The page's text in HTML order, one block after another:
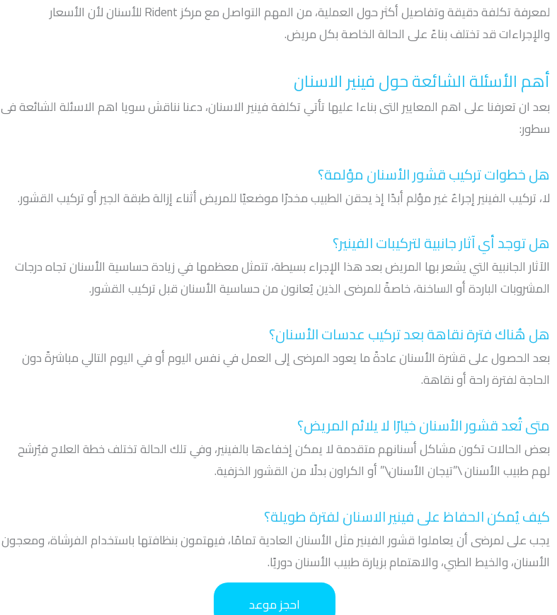
لمعرفة تكلفة دقيقة وتفاصيل أكثر حول العملية، من المهم التواصل مع مركز Rident للأسنان لأن الأسعار
والإجراءات قد تختلف بناءً على الحالة الخاصة بكل مريض.
أهم الأسئلة الشائعة حول فينير الاسنان
بعد ان تعرفنا على اهم المعايير التى بناءا عليها تأتي تكلفة فينير الاسنان، دعنا نناقش سويا اهم الاسئلة الشائعة فى
سطور:
هل خطوات تركيب قشور الأسنان مؤلمة؟
لا، تركيب الفينير إجراءٌ غير مؤلم أبدًا إذ يحقن الطبيب مخدرًا موضعيًا للمريض أثناء إزالة طبقة الجير أو تركيب القشور.
هل توجد أي آثار جانبية لتركيبات الفينير؟
الآثار الجانبية التي يشعر بها المريض بعد هذا الإجراء بسيطة، تتمثل معظمها في زيادة حساسية الأسنان تجاه درجات
المشروبات الباردة أو الساخنة، خاصةً للمرضى الذين يُعانون من حساسية الأسنان قبل تركيب القشور.
هل هُناك فترة نقاهة بعد تركيب عدسات الأسنان؟
بعد الحصول على قشرة الأسنان عادةً ما يعود المرضى إلى العمل في نفس اليوم أو في اليوم التالي مباشرةً دون
الحاجة لفترة راحة أو نقاهة.
متى تُعد قشور الأسنان خيارًا لا يلائم المريض؟
بعض الحالات تكون مشاكل أسنانهم متقدمة لا يمكن إخفاءها بالفينير، وفي تلك الحالة تختلف خطة العلاج فيُرشح
لهم طبيب الأسنان \”تيجان الأسنان\” أو الكراون بدلًا من القشور الخزفية.
كيف يُمكن الحفاظ على فينير الاسنان لفترة طويلة؟
يجب على لمرضى أن يعاملوا قشور الفينير مثل الأسنان العادية تمامًا، فيهتمون بنظافتها باستخدام الفرشاة، ومعجون
الأسنان، والخيط الطبي، والاهتمام بزيارة طبيب الأسنان دوريًا.
احجز موعد